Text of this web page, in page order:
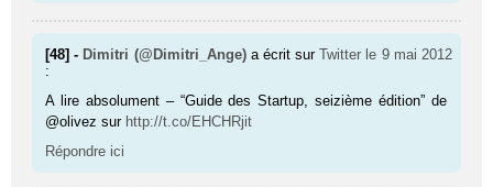
[48] - Dimitri (@Dimitri_Ange) a écrit surTwitter le 9 mai 2012
:
A lire absolument – “Guide des Startup, seizième édition” de
@olivez sur http://t.co/EHCHRjit
Répondre ici